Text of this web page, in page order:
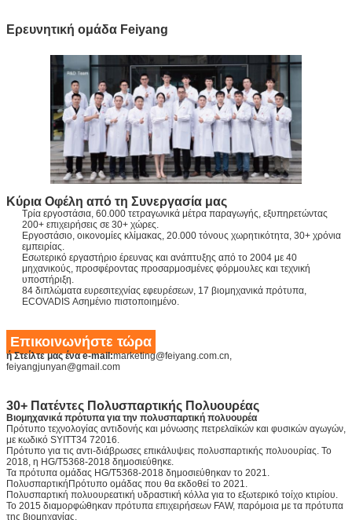
Ερευνητική ομάδα Feiyang
Κύρια Οφέλη από τη Συνεργασία μας
Τρία εργοστάσια, 60.000 τετραγωνικά μέτρα παραγωγής, εξυπηρετώντας
200+ επιχειρήσεις σε 30+ χώρες.
Εργοστάσιο, οικονομίες κλίμακας, 20.000 τόνους χωρητικότητα, 30+ χρόνια
εμπειρίας.
Εσωτερικό εργαστήριο έρευνας και ανάπτυξης από το 2004 με 40
μηχανικούς, προσφέροντας προσαρμοσμένες φόρμουλες και τεχνική
υποστήριξη.
84 διπλώματα ευρεσιτεχνίας εφευρέσεων, 17 βιομηχανικά πρότυπα,
ECOVADIS Ασημένιο πιστοποιημένο.
Επικοινωνήστε τώρα
ή Στείλτε μας ένα e-mail:marketing@feiyang.com.cn,
feiyangjunyan@gmail.com
30+ Πατέντες Πολυσπαρτικής Πολυουρέας
Βιομηχανικά πρότυπα για την πολυσπαρτική πολυουρέα
Πρότυπο τεχνολογίας αντιδονής και μόνωσης πετρελαϊκών και φυσικών αγωγών,
με κωδικό SYITT34 72016.
Πρότυπο για τις αντι-διάβρωσες επικάλυψεις πολυσπαρτικής πολυουρίας. Το
2018, η HG/T5368-2018 δημοσιεύθηκε.
Τα πρότυπα ομάδας HG/T5368-2018 δημοσιεύθηκαν το 2021.
ΠολυσπαρτικήΠρότυπο ομάδας που θα εκδοθεί το 2021.
Πολυσπαρτική πολυουρεατική υδραστική κόλλα για το εξωτερικό τοίχο κτιρίου.
Το 2015 διαμορφώθηκαν πρότυπα επιχειρήσεων FAW, παρόμοια με τα πρότυπα
της βιομηχανίας.